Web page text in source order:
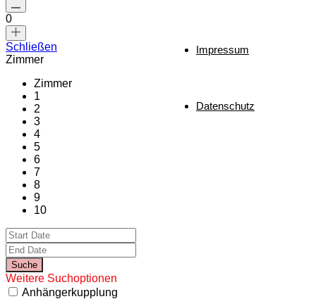
Impressum
Datenschutz
0
Schließen
Zimmer
Zimmer
1
2
3
4
5
6
7
8
9
10
Weitere Suchoptionen
Anhängerkupplung